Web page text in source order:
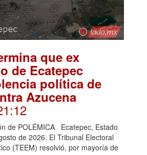
que ex
de Ecatepec
política de
Azucena
de POLÉMICA Ecatepec, Estado
de 2026. El Tribunal Electoral
(TEEM) resolvió, por mayoría de